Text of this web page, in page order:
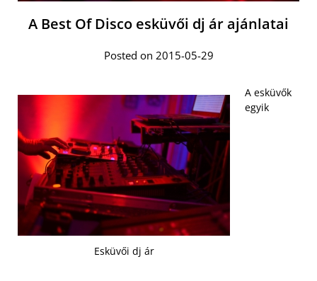
A Best Of Disco esküvői dj ár ajánlatai
Posted on 2015-05-29
Esküvői dj ár
A esküvők
egyik